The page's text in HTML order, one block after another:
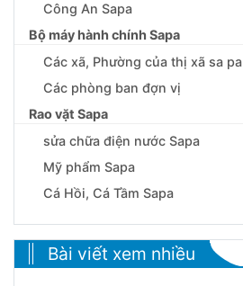
Công An Sapa
Bộ máy hành chính Sapa
Các xã, Phường của thị xã sa pa
Các phòng ban đợn vị
Rao vặt Sapa
sửa chữa điện nước Sapa
Mỹ phẩm Sapa
Cá Hồi, Cá Tầm Sapa
Bài viết xem nhiều